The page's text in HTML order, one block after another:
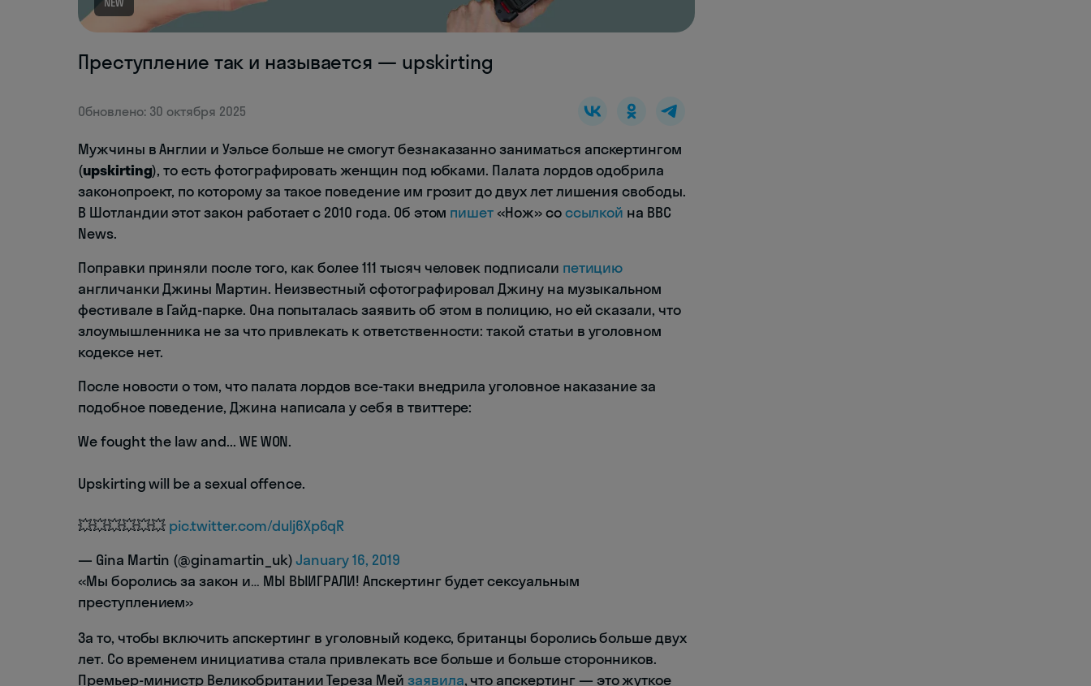
Преступление так и называется — upskirting
Обновлено: 30 октября 2025
Мужчины в Англии и Уэльсе больше не смогут безнаказанно заниматься апскертингом
(upskirting), то есть фотографировать женщин под юбками. Палата лордов одобрила
законопроект, по которому за такое поведение им грозит до двух лет лишения свободы.
В Шотландии этот закон работает с 2010 года. Об этом пишет «Нож» соссылкой на BBC
News.
Поправки приняли после того, как более 111 тысяч человек подписали петицию
англичанки Джины Мартин. Неизвестный сфотографировал Джину на музыкальном
фестивале в Гайд-парке. Она попыталась заявить об этом в полицию, но ей сказали, что
злоумышленника не за что привлекать к ответственности: такой статьи в уголовном
кодексе нет.
После новости о том, что палата лордов все-таки внедрила уголовное наказание за
подобное поведение, Джина написала у себя в твиттере:
We fought the law and... WE WON.
Upskirting will be a sexual offence.
💥💥💥💥💥💥 pic.twitter.com/dulj6Xp6qR
— Gina Martin (@ginamartin_uk)January 16, 2019
«Мы боролись за закон и… МЫ ВЫИГРАЛИ! Апскертинг будет сексуальным
преступлением»
За то, чтобы включить апскертинг в уголовный кодекс, британцы боролись больше двух
лет. Со временем инициатива стала привлекать все больше и больше сторонников.
Премьер-министр Великобритании Тереза Мей заявила, что апскертинг — это жуткое